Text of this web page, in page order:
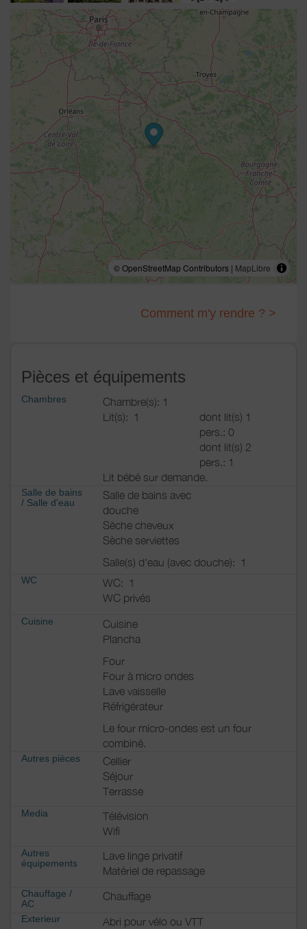
© OpenStreetMap Contributors | MapLibre
Comment m'y rendre ? >
Pièces et équipements
Chambres
Chambre(s): 1
Lit(s):
1
dont lit(s) 1
pers.: 0
dont lit(s) 2
pers.: 1
Lit bébé sur demande.
Salle de bains
/ Salle d'eau
Salle de bains avec
douche
Sèche cheveux
Sèche serviettes
Salle(s) d'eau (avec douche):
1
WC WC:
1
WC privés
Cuisine
Cuisine
Plancha
Four
Four à micro ondes
Lave vaisselle
Réfrigérateur
Le four micro-ondes est un four
combiné.
Autres pièces
Cellier
Séjour
Terrasse
Media
Télévision
Wifi
Autres
équipements
Lave linge privatif
Matériel de repassage
Chauffage /
AC
Chauffage
Exterieur
Abri pour vélo ou VTT